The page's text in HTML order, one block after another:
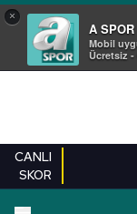
×
A SPOR
Mobil
Ücretsiz
CANLI
SKOR